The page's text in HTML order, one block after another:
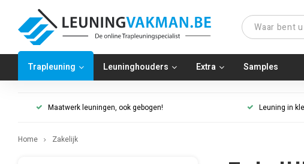
Trapleuning Leuninghouders Extra Samples
Maatwerk leuningen, ook gebogen! Leuning in
Home Zakelijk